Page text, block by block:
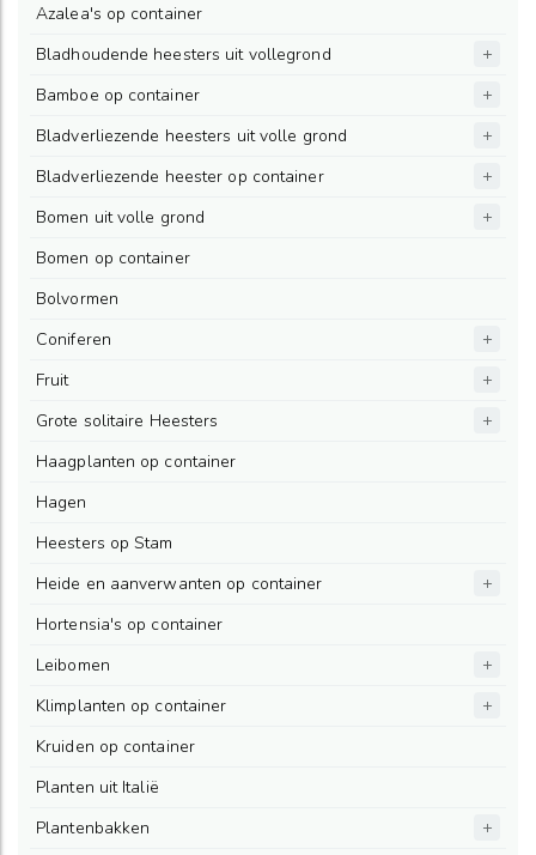
Azalea's op container
Bladhoudende heesters uit vollegrond
Bamboe op container
Bladverliezende heesters uit volle grond
Bladverliezende heester op container
Bomen uit volle grond
Bomen op container
Bolvormen
Coniferen
Fruit
Grote solitaire Heesters
Haagplanten op container
Hagen
Heesters op Stam
Heide en aanverwanten op container
Hortensia's op container
Leibomen
Klimplanten op container
Kruiden op container
Planten uit Italië
Plantenbakken